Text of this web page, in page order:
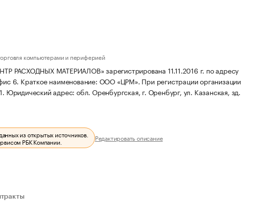
компьютерами и периферией
МАТЕРИАЛОВ» зарегистрирована 11.11.2016 г. по адресу
6. Краткое наименование: ООО «ЦРМ». При регистрации организации
Юридический адрес: обл. Оренбургская, г. Оренбург, ул. Казанская, зд.
из открытых источников.
РБК Компании. Редактировать описание